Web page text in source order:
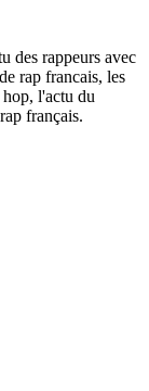
des rappeurs avec
rap francais, les
l'actu du
français.